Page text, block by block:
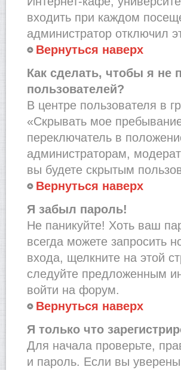
входить при каждом
администратор отключил
Вернуться наверх
Как сделать, чтобы я не
пользователей?
В центре пользователя в
«Скрывать мое
переключатель в
администраторам,
вы будете скрытым
Вернуться наверх
Я забыл пароль!
Не паникуйте! Хоть ваш
всегда можете запросить
входа, щелкните на этой
следуйте предложенным
войти на форум.
Вернуться наверх
Я только что
Для начала проверьте,
и пароль. Если вы